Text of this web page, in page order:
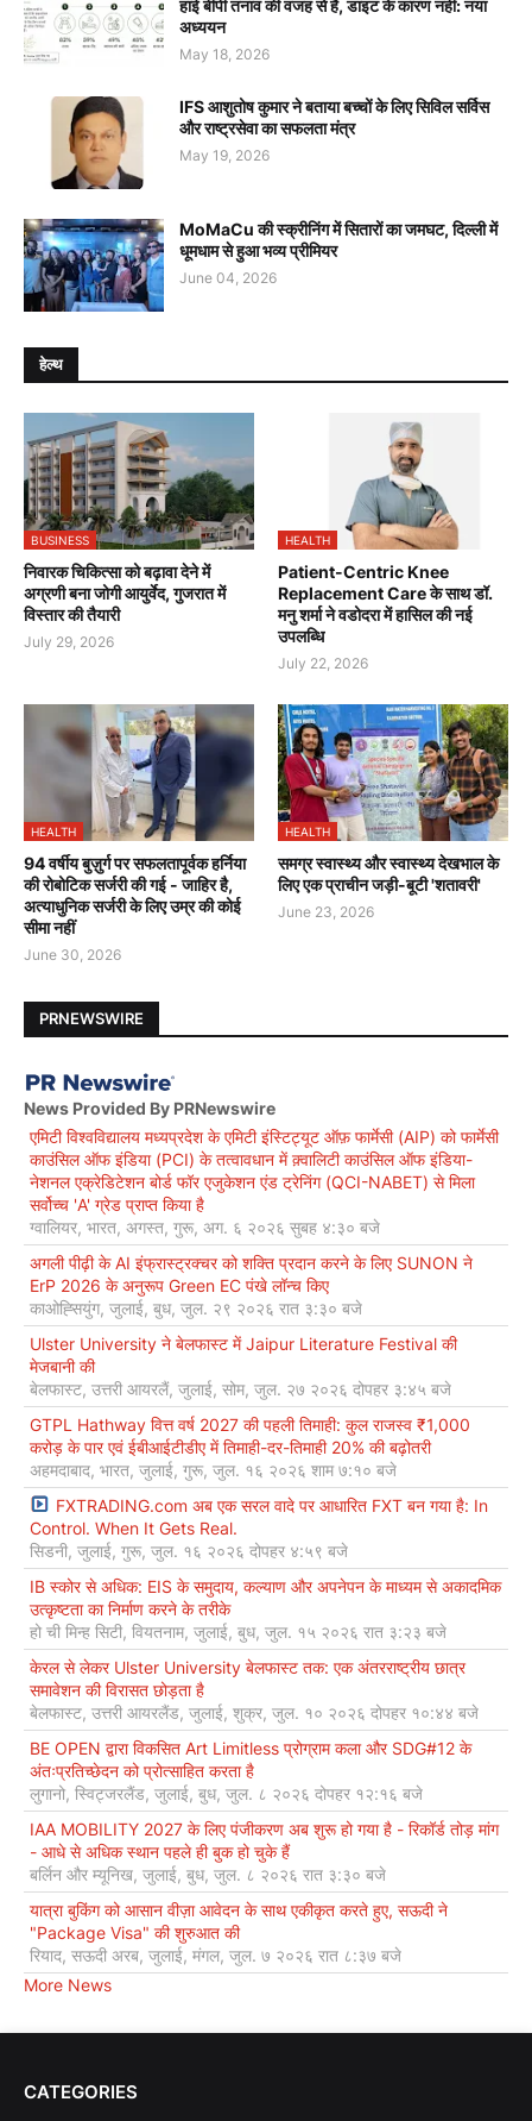
हाई बीपी तनाव की वजह से है, डाइट के कारण नहीं: नया
अध्ययन
May 18, 2026
IFS आशुतोष कुमार ने बताया बच्चों के लिए सिविल सर्विस
और राष्ट्रसेवा का सफलता मंत्र
May 19, 2026
MoMaCu की स्क्रीनिंग में सितारों का जमघट, दिल्ली में
धूमधाम से हुआ भव्य प्रीमियर
June 04, 2026
हेल्थ
BUSINESS
निवारक चिकित्सा को बढ़ावा देने में
अग्रणी बना जोगी आयुर्वेद, गुजरात में
विस्तार की तैयारी
July 29, 2026
HEALTH
Patient-Centric Knee
Replacement Care के साथ डॉ.
मनु शर्मा ने वडोदरा में हासिल की नई
उपलब्धि
July 22, 2026
HEALTH
94 वर्षीय बुज़ुर्ग पर सफलतापूर्वक हर्निया
की रोबोटिक सर्जरी की गई - जाहिर है,
अत्याधुनिक सर्जरी के लिए उम्र की कोई
सीमा नहीं
June 30, 2026
HEALTH
समग्र स्वास्थ्य और स्वास्थ्य देखभाल के
लिए एक प्राचीन जड़ी-बूटी 'शतावरी'
June 23, 2026
PRNEWSWIRE
News Provided By PRNewswire
एमिटी विश्वविद्यालय मध्यप्रदेश के एमिटी इंस्टिट्यूट ऑफ़ फार्मेसी (AIP) को फार्मेसी
काउंसिल ऑफ इंडिया (PCI) के तत्वावधान में क़्वालिटी काउंसिल ऑफ इंडिया-
नेशनल एक्रेडिटेशन बोर्ड फॉर एजुकेशन एंड ट्रेनिंग (QCI-NABET) से मिला
सर्वोच्च 'A' ग्रेड प्राप्त किया है
ग्वालियर, भारत, अगस्त, गुरू, अग. ६ २०२६ सुबह ४:३० बजे
अगली पीढ़ी के AI इंफ्रास्ट्रक्चर को शक्ति प्रदान करने के लिए SUNON ने
ErP 2026 के अनुरूप Green EC पंखे लॉन्च किए
काओह्सियुंग, जुलाई, बुध, जुल. २९ २०२६ रात ३:३० बजे
Ulster University ने बेलफास्ट में Jaipur Literature Festival की
मेजबानी की
बेलफास्ट, उत्तरी आयरलैं, जुलाई, सोम, जुल. २७ २०२६ दोपहर ३:४५ बजे
GTPL Hathway वित्त वर्ष 2027 की पहली तिमाही: कुल राजस्व ₹1,000
करोड़ के पार एवं ईबीआईटीडीए में तिमाही-दर-तिमाही 20% की बढ़ोतरी
अहमदाबाद, भारत, जुलाई, गुरू, जुल. १६ २०२६ शाम ७:१० बजे
FXTRADING.com अब एक सरल वादे पर आधारित FXT बन गया है: In
Control. When It Gets Real.
सिडनी, जुलाई, गुरू, जुल. १६ २०२६ दोपहर ४:५९ बजे
IB स्कोर से अधिक: EIS के समुदाय, कल्याण और अपनेपन के माध्यम से अकादमिक
उत्कृष्टता का निर्माण करने के तरीके
हो ची मिन्ह सिटी, वियतनाम, जुलाई, बुध, जुल. १५ २०२६ रात ३:२३ बजे
केरल से लेकर Ulster University बेलफास्ट तक: एक अंतरराष्ट्रीय छात्र
समावेशन की विरासत छोड़ता है
बेलफास्ट, उत्तरी आयरलैंड, जुलाई, शुक्र, जुल. १० २०२६ दोपहर १०:४४ बजे
BE OPEN द्वारा विकसित Art Limitless प्रोग्राम कला और SDG#12 के
अंतःप्रतिच्छेदन को प्रोत्साहित करता है
लुगानो, स्विट्जरलैंड, जुलाई, बुध, जुल. ८ २०२६ दोपहर १२:१६ बजे
IAA MOBILITY 2027 के लिए पंजीकरण अब शुरू हो गया है - रिकॉर्ड तोड़ मांग
- आधे से अधिक स्थान पहले ही बुक हो चुके हैं
बर्लिन और म्यूनिख, जुलाई, बुध, जुल. ८ २०२६ रात ३:३० बजे
यात्रा बुकिंग को आसान वीज़ा आवेदन के साथ एकीकृत करते हुए, सऊदी ने
"Package Visa" की शुरुआत की
रियाद, सऊदी अरब, जुलाई, मंगल, जुल. ७ २०२६ रात ८:३७ बजे
More News
CATEGORIES